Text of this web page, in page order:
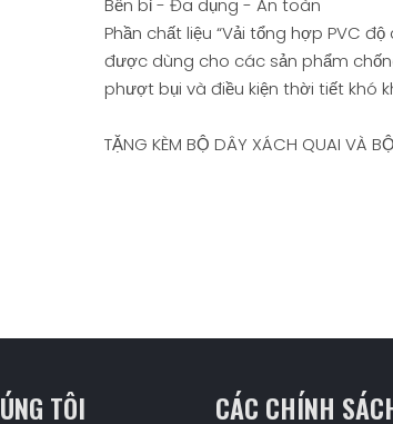
Bền bỉ - Đa dụng - An toàn
Phần chất liệu “Vải tổng hợp PVC
được dùng cho các sản phẩm
phượt bụi và điều kiện thời tiết khó
TẶNG KÈM BỘ DÂY XÁCH QUAI VÀ
TÔI CÁC CHÍNH